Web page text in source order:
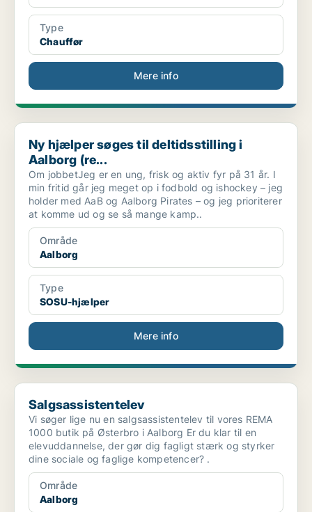
Type
Chauffør
Mere info
Ny hjælper søges til deltidsstilling i Aalborg (re...
Ny hjælper søges til deltidsstilling i
Aalborg (re...
Om jobbetJeg er en ung, frisk og aktiv fyr på 31 år. I
min fritid går jeg meget op i fodbold og ishockey – jeg
holder med AaB og Aalborg Pirates – og jeg prioriterer
at komme ud og se så mange kamp..
Område
Aalborg
Type
SOSU-hjælper
Mere info
Salgsassistentelev
Salgsassistentelev
Vi søger lige nu en salgsassistentelev til vores REMA
1000 butik på Østerbro i Aalborg Er du klar til en
elevuddannelse, der gør dig fagligt stærk og styrker
dine sociale og faglige kompetencer? .
Område
Aalborg